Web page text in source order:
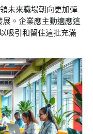
未來職場朝向更加彈
。企業應主動適應這
吸引和留住這批充滿